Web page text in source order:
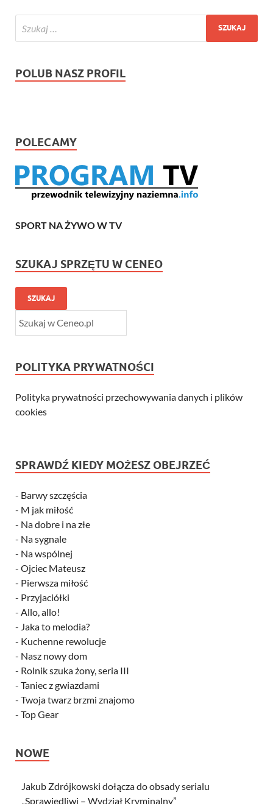
POLUB NASZ PROFIL
POLECAMY
SPORT NA ŻYWO W TV
SZUKAJ SPRZĘTU W CENEO
SZUKAJ
POLITYKA PRYWATNOŚCI
Polityka prywatności przechowywania danych i plików
cookies
SPRAWDŹ KIEDY MOŻESZ OBEJRZEĆ
- Barwy szczęścia
- M jak miłość
- Na dobre i na złe
- Na sygnale
- Na wspólnej
- Ojciec Mateusz
- Pierwsza miłość
- Przyjaciółki
- Allo, allo!
- Jaka to melodia?
- Kuchenne rewolucje
- Nasz nowy dom
- Rolnik szuka żony, seria III
- Taniec z gwiazdami
- Twoja twarz brzmi znajomo
- Top Gear
NOWE
Jakub Zdrójkowski dołącza do obsady serialu
„Sprawiedliwi – Wydział Kryminalny”